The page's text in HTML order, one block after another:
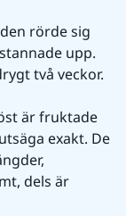
rörde sig
upp.
två veckor.
är fruktade
exakt. De
dels är